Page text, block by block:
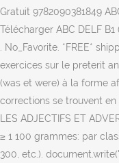
Gratuit 9782090381849
Télécharger ABC DELF
. No_Favorite. *FREE*
exercices sur le preterit
(was et were) à la forme
corrections se trouvent
LES ADJECTIFS ET
≥ 1 100 grammes: par
300, etc.). document.write('